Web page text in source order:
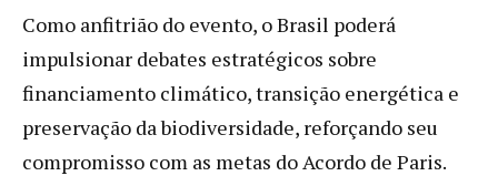
Como anfitrião do evento, o Brasil poderá
impulsionar debates estratégicos sobre
financiamento climático, transição energética e
preservação da biodiversidade, reforçando seu
compromisso com as metas do Acordo de Paris.